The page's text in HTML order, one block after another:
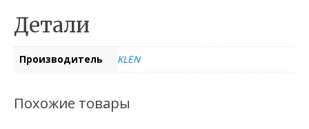
Детали
Производитель KLEN
Похожие товары